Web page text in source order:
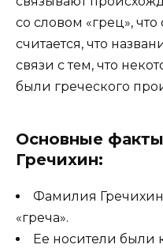
со словом «грец», что
считается, что
связи с тем, что
были греческого
Основные
Гречихин:
Фамилия Гречихин
«греча».
Ее носители были